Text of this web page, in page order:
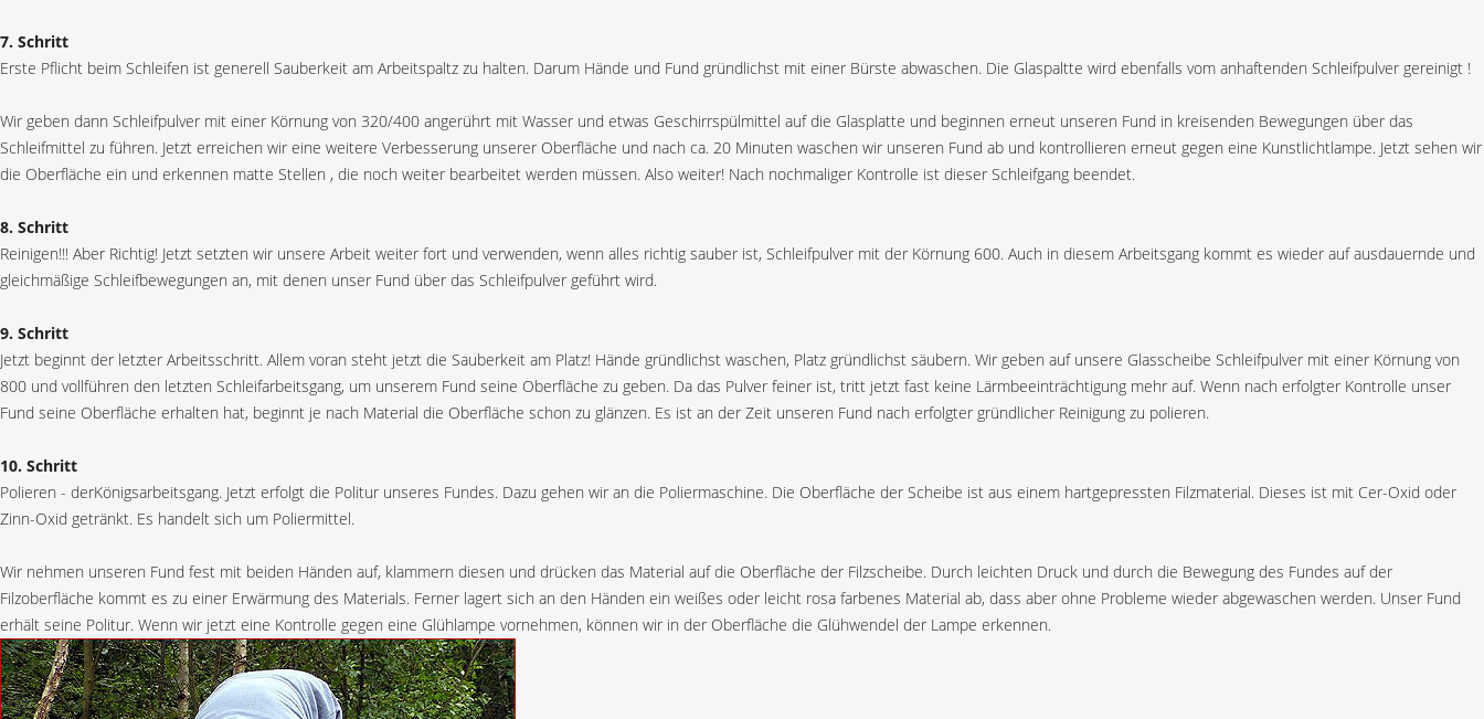
7. Schritt
Erste Pflicht beim Schleifen ist generell Sauberkeit am Arbeitspaltz zu halten. Darum Hände und Fund gründlichst mit einer Bürste abwaschen. Die Glaspaltte wird ebenfalls vom anhaftenden Schleifpulver gereinigt !
Wir geben dann Schleifpulver mit einer Körnung von 320/400 angerührt mit Wasser und etwas Geschirrspülmittel auf die Glasplatte und beginnen erneut unseren Fund in kreisenden Bewegungen über das
Schleifmittel zu führen. Jetzt erreichen wir eine weitere Verbesserung unserer Oberfläche und nach ca. 20 Minuten waschen wir unseren Fund ab und kontrollieren erneut gegen eine Kunstlichtlampe. Jetzt sehen wir
die Oberfläche ein und erkennen matte Stellen , die noch weiter bearbeitet werden müssen. Also weiter! Nach nochmaliger Kontrolle ist dieser Schleifgang beendet.
8. Schritt
Reinigen!!! Aber Richtig! Jetzt setzten wir unsere Arbeit weiter fort und verwenden, wenn alles richtig sauber ist, Schleifpulver mit der Körnung 600. Auch in diesem Arbeitsgang kommt es wieder auf ausdauernde und
gleichmäßige Schleifbewegungen an, mit denen unser Fund über das Schleifpulver geführt wird.
9. Schritt
Jetzt beginnt der letzter Arbeitsschritt. Allem voran steht jetzt die Sauberkeit am Platz! Hände gründlichst waschen, Platz gründlichst säubern. Wir geben auf unsere Glasscheibe Schleifpulver mit einer Körnung von
800 und vollführen den letzten Schleifarbeitsgang, um unserem Fund seine Oberfläche zu geben. Da das Pulver feiner ist, tritt jetzt fast keine Lärmbeeinträchtigung mehr auf. Wenn nach erfolgter Kontrolle unser
Fund seine Oberfläche erhalten hat, beginnt je nach Material die Oberfläche schon zu glänzen. Es ist an der Zeit unseren Fund nach erfolgter gründlicher Reinigung zu polieren.
10. Schritt
Polieren - derKönigsarbeitsgang. Jetzt erfolgt die Politur unseres Fundes. Dazu gehen wir an die Poliermaschine. Die Oberfläche der Scheibe ist aus einem hartgepressten Filzmaterial. Dieses ist mit Cer-Oxid oder
Zinn-Oxid getränkt. Es handelt sich um Poliermittel.
Wir nehmen unseren Fund fest mit beiden Händen auf, klammern diesen und drücken das Material auf die Oberfläche der Filzscheibe. Durch leichten Druck und durch die Bewegung des Fundes auf der
Filzoberfläche kommt es zu einer Erwärmung des Materials. Ferner lagert sich an den Händen ein weißes oder leicht rosa farbenes Material ab, dass aber ohne Probleme wieder abgewaschen werden. Unser Fund
erhält seine Politur. Wenn wir jetzt eine Kontrolle gegen eine Glühlampe vornehmen, können wir in der Oberfläche die Glühwendel der Lampe erkennen.